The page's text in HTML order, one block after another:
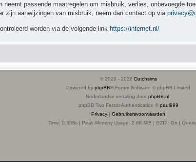
passende maatregelen om misbruik, verlies, onbevoegde
zijn aanwijzingen van misbruik, neem dan contact op via
worden via de volgende link https://internet.nl/
© 2020 - 2026 Dutchsims
Powered by phpBB® Forum Software © phpBB Limited
Nederlandse vertaling door phpBB.nl
phpBB Two Factor Authentication © paul999
Privacy | Gebruikersvoorwaarden
Time: 0.358s | Peak Memory Usage: 2.68 MiB | GZIP: On |